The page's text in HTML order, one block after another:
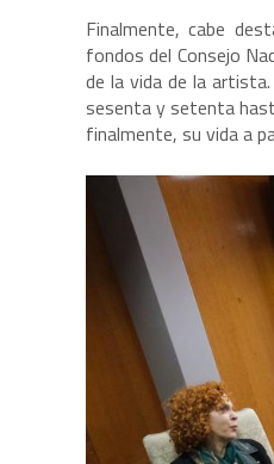
Finalmente, cabe
fondos del Consejo
de la vida de la
sesenta y setenta
finalmente, su vida a